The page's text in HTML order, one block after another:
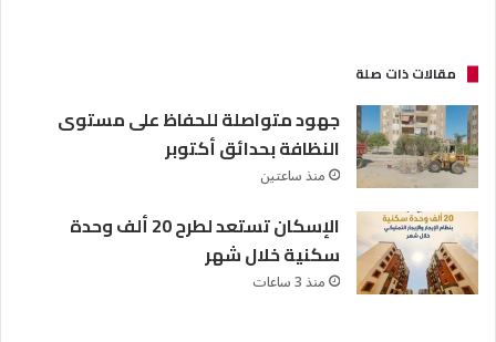
مقالات ذات صلة
جهود متواصلة للحفاظ على مستوى
النظافة بحدائق أكتوبر
منذ ساعتين
الإسكان تستعد لطرح 20 ألف وحدة
سكنية خلال شهر
منذ 3 ساعات